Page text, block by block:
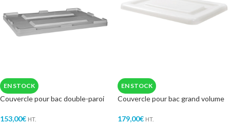
EN STOCK
Couvercle pour bac double-paroi
153,00€ HT.
EN STOCK
Couvercle pour bac grand volume
179,00€ HT.